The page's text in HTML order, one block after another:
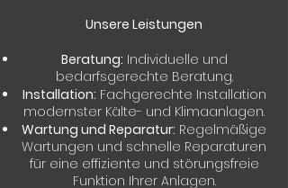
Unsere Leistungen
Beratung: Individuelle und
bedarfsgerechte Beratung.
Installation: Fachgerechte Installation
modernster Kälte- und Klimaanlagen.
Wartung und Reparatur: Regelmäßige
Wartungen und schnelle Reparaturen
für eine effiziente und störungsfreie
Funktion Ihrer Anlagen.